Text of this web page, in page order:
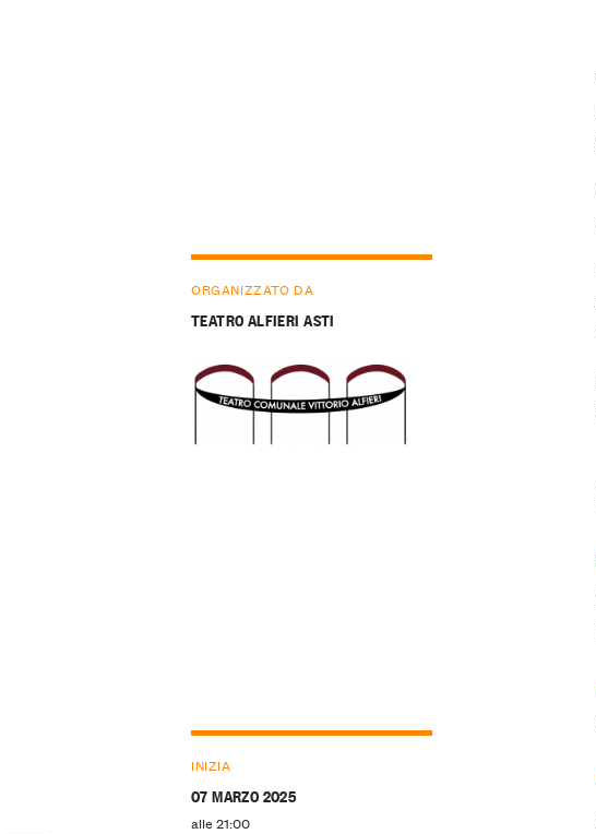
ORGANIZZATO DA
TEATRO ALFIERI ASTI
INIZIA
07 MARZO 2025
alle 21:00